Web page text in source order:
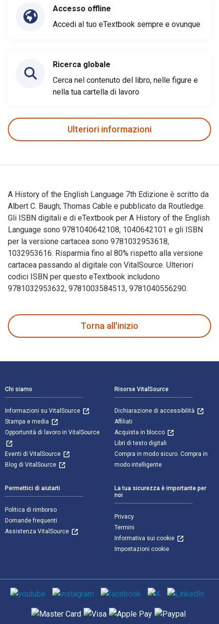
Accesso offline
Accedi al tuo eTextbook sempre e ovunque
Ricerca globale
Cerca nel contenuto del libro, nelle figure e
nella tua cartella di lavoro
Ulteriori informazioni
A History of the English Language 7th Edizione è scritto da
Albert C. Baugh; Thomas Cable e pubblicato da Routledge.
Gli ISBN digitali e di eTextbook per A History of the English
Language sono 9781040642108, 1040642101 e gli ISBN
per la versione cartacea sono 9781032953618,
1032953616. Risparmia fino al 80% rispetto alla versione
cartacea passando al digitale con VitalSource. Ulteriori
codici ISBN per questo eTextbook includono
9781032953632, 9781003584513, 9781040556290.
Torna all'inizio
Chi siamo
Informazioni su VitalSource
Stampa e media
Opportunità di lavoro in VitalSource
Eventi di VitalSource
Blog di VitalSource
Risorse VitalSource
Dichiarazione di accessibilità
Affiliati
Acquista in blocco
Libri di testo digitali
Compra in modo sicuro. Compra in
modo intelligente
Permettici di aiutarti
Politica di rimborso
Domande frequenti
Assistenza VitalSource
La tua sicurezza è importante per
noi
Privacy
Termini
Informativa sui cookie
Impostazioni cookie
Mezzi sociali
Metodi di pagamento supportati